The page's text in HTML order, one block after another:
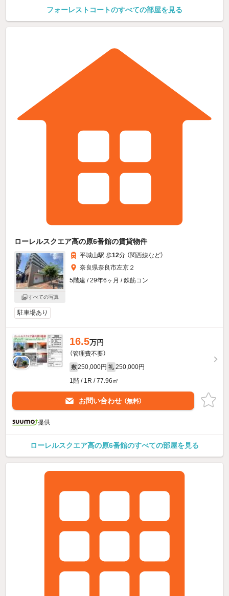
フォーレストコートのすべての部屋を見る
ローレルスクエア高の原6番館の賃貸物件
すべての写真
平城山駅 歩12分 （関西線など）
奈良県奈良市左京２
5階建 / 29年6ヶ月 / 鉄筋コン
駐車場あり
16.5万円
（管理費不要）
敷 250,000円 礼 250,000円
1階 / 1R / 77.96㎡
お問い合わせ （無料）
提供
ローレルスクエア高の原6番館のすべての部屋を見る